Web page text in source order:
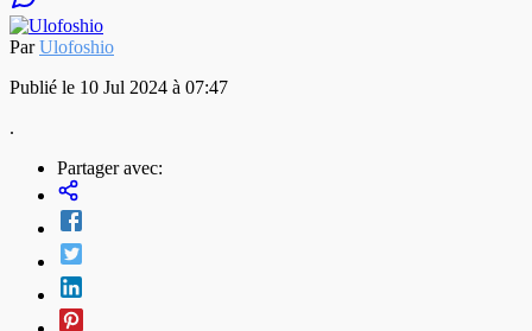
ParUlofoshio
Publié le 10 Jul 2024 à 07:47
.
Partager avec: